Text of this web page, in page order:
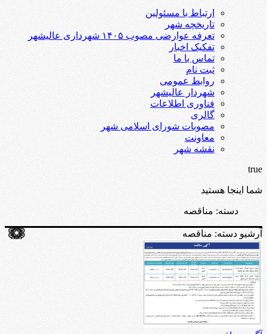
ارتباط با مسئولین
تاریخچه شهر
تعرفه عوارضی مصوب ۱۴۰۵ شهرداری عالیشهر
تفکیک اخبار
تماس با ما
ثبت نام
روابط عمومی
شهردار عالیشهر
فناوری اطلاعات
گالری
مصوبات شورای اسلامی شهر
معاونت
نقشه شهر
true
شما اینجا هستید
دسته: مناقصه
آرشیو دسته: مناقصه